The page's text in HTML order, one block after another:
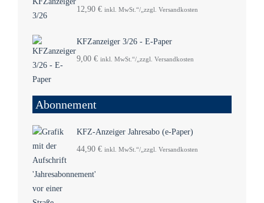
12,90 € inkl. MwSt.“/„zzgl. Versandkosten
KFZanzeiger 3/26 - E-Paper
9,00 € inkl. MwSt.“/„zzgl. Versandkosten
Abonnement
KFZ-Anzeiger Jahresabo (e-Paper)
44,90 € inkl. MwSt.“/„zzgl. Versandkosten